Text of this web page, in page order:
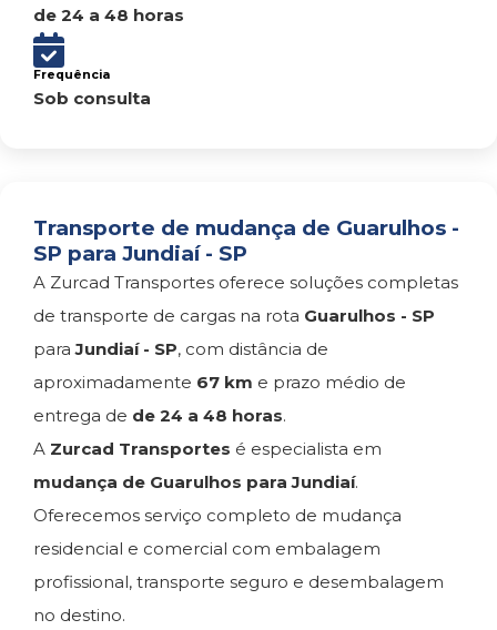
de 24 a 48 horas
Frequência
Sob consulta
Transporte de mudança de Guarulhos -
SP para Jundiaí - SP
A Zurcad Transportes oferece soluções completas
de transporte de cargas na rota Guarulhos - SP
paraJundiaí - SP, com distância de
aproximadamente 67 km e prazo médio de
entrega de de 24 a 48 horas.
A Zurcad Transportes é especialista em
mudança de Guarulhos para Jundiaí.
Oferecemos serviço completo de mudança
residencial e comercial com embalagem
profissional, transporte seguro e desembalagem
no destino.